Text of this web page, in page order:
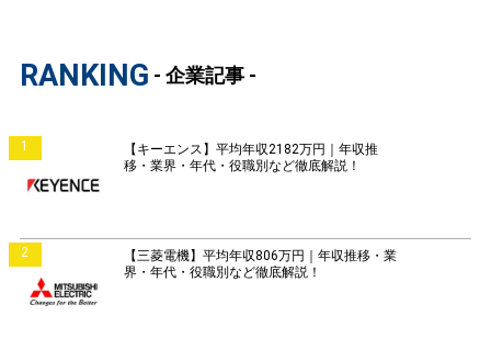
RANKING - 企業記事 -
1
【キーエンス】平均年収2182万円｜年収推
移・業界・年代・役職別など徹底解説！
2
【三菱電機】平均年収806万円｜年収推移・業
界・年代・役職別など徹底解説！